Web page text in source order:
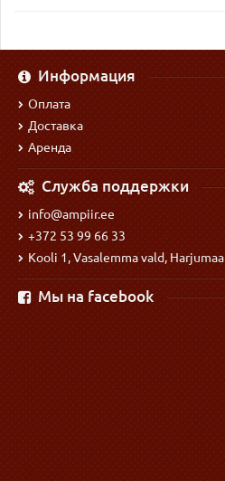
Информация
Оплата
Доставка
Аренда
Служба поддержки
info@ampiir.ee
+372 53 99 66 33
Kooli 1, Vasalemma vald, Harjumaa
Мы на facebook